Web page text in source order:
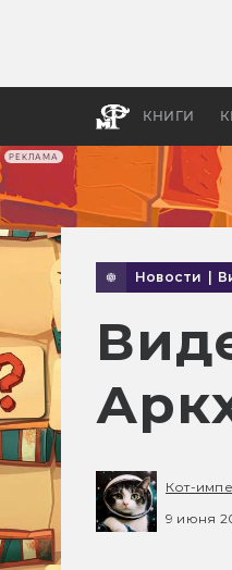
РЕКЛАМА
КНИГИ
Новости
Кот-
9 июня